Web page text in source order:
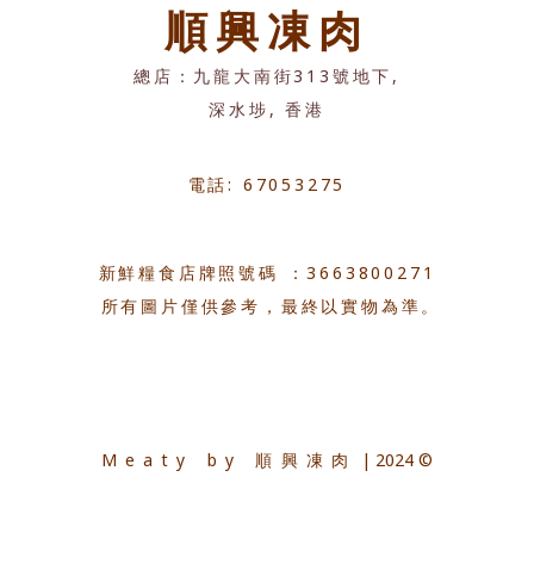
順興凍肉
總店：九龍大南街313號地下,
深水埗, 香港
電話: 67053275
新鮮糧食店牌照號碼 ：3663800271
所有圖片僅供參考，最終以實物為準。
Meaty by 順興凍肉 | 2024 ©